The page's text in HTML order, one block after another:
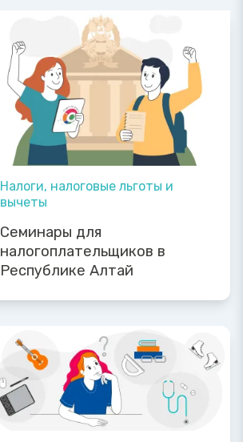
Налоги, налоговые льготы и
вычеты
Семинары для
налогоплательщиков в
Республике Алтай